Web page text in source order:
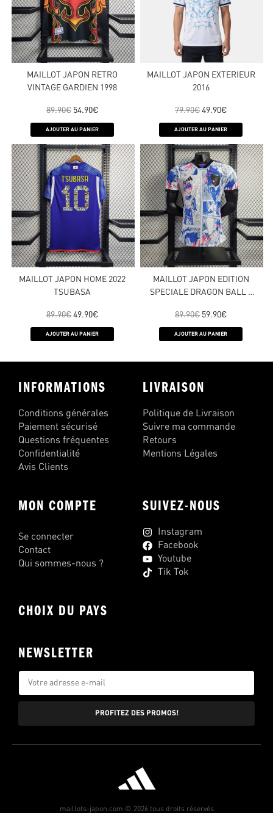
MAILLOT JAPON RETRO
VINTAGE GARDIEN 1998
89.90€ 54.90€
AJOUTER AU PANIER
MAILLOT JAPON EXTERIEUR
2016
79.90€ 49.90€
AJOUTER AU PANIER
MAILLOT JAPON HOME 2022
TSUBASA
89.90€ 49.90€
AJOUTER AU PANIER
MAILLOT JAPON EDITION
SPECIALE DRAGON BALL –
89.90€ 59.90€
AJOUTER AU PANIER
INFORMATIONS
Conditions générales
Paiement sécurisé
Questions fréquentes
Confidentialité
Avis Clients
LIVRAISON
Politique de Livraison
Suivre ma commande
Retours
Mentions Légales
MON COMPTE
Se connecter
Contact
Qui sommes-nous ?
SUIVEZ-NOUS
Instagram
Facebook
Youtube
Tik Tok
CHOIX DU PAYS
NEWSLETTER
PROFITEZ DES PROMOS!
maillots-japon.com © 2026 tous droits réservés